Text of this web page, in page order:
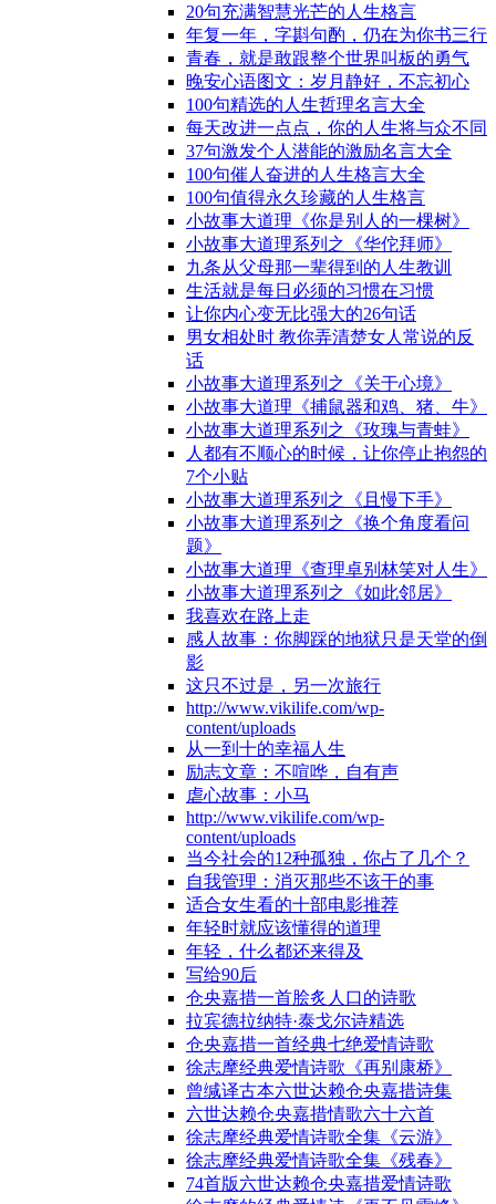
20句充满智慧光芒的人生格言
年复一年，字斟句酌，仍在为你书三行
青春，就是敢跟整个世界叫板的勇气
晚安心语图文：岁月静好，不忘初心
100句精选的人生哲理名言大全
每天改进一点点，你的人生将与众不同
37句激发个人潜能的激励名言大全
100句催人奋进的人生格言大全
100句值得永久珍藏的人生格言
小故事大道理《你是别人的一棵树》
小故事大道理系列之《华佗拜师》
九条从父母那一辈得到的人生教训
生活就是每日必须的习惯在习惯
让你内心变无比强大的26句话
男女相处时 教你弄清楚女人常说的反
话
小故事大道理系列之《关于心境》
小故事大道理《捕鼠器和鸡、猪、牛》
小故事大道理系列之《玫瑰与青蛙》
人都有不顺心的时候，让你停止抱怨的
7个小贴
小故事大道理系列之《且慢下手》
小故事大道理系列之《换个角度看问
题》
小故事大道理《查理卓别林笑对人生》
小故事大道理系列之《如此邻居》
我喜欢在路上走
感人故事：你脚踩的地狱只是天堂的倒
影
这只不过是，另一次旅行
http://www.vikilife.com/wp-
content/uploads
从一到十的幸福人生
励志文章：不喧哗，自有声
虐心故事：小马
http://www.vikilife.com/wp-
content/uploads
当今社会的12种孤独，你占了几个？
自我管理：消灭那些不该干的事
适合女生看的十部电影推荐
年轻时就应该懂得的道理
年轻，什么都还来得及
写给90后
仓央嘉措一首脍炙人口的诗歌
拉宾德拉纳特·泰戈尔诗精选
仓央嘉措一首经典七绝爱情诗歌
徐志摩经典爱情诗歌《再别康桥》
曾缄译古本六世达赖仓央嘉措诗集
六世达赖仓央嘉措情歌六十六首
徐志摩经典爱情诗歌全集《云游》
徐志摩经典爱情诗歌全集《残春》
74首版六世达赖仓央嘉措爱情诗歌